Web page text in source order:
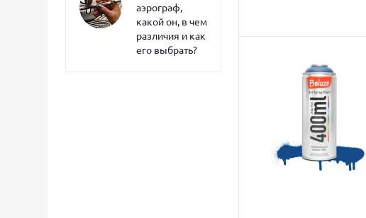
аэрограф,
какой он, в чем
различия и как
его выбрать?